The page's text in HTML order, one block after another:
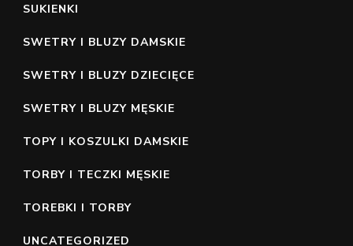
SUKIENKI
SWETRY I BLUZY DAMSKIE
SWETRY I BLUZY DZIECIĘCE
SWETRY I BLUZY MĘSKIE
TOPY I KOSZULKI DAMSKIE
TORBY I TECZKI MĘSKIE
TOREBKI I TORBY
UNCATEGORIZED